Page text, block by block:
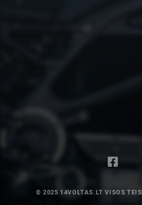
© 2025 14VOLTAS.LT VISOS